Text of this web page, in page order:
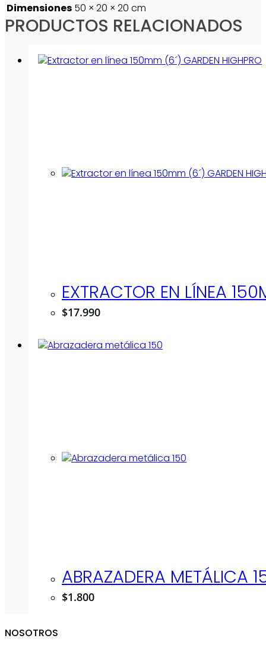
Dimensiones 50 × 20 × 20 cm
PRODUCTOS RELACIONADOS
EXTRACTOR EN LÍNEA
$17.990
ABRAZADERA METÁLICA
$1.800
NOSOTROS